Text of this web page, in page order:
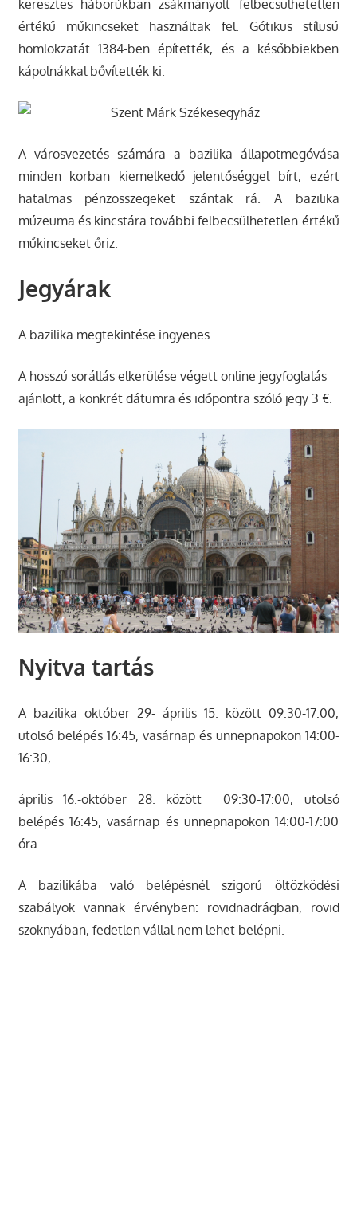
keresztes háborúkban zsákmányolt felbecsülhetetlen
értékű műkincseket használtak fel. Gótikus stílusú
homlokzatát 1384-ben építették, és a későbbiekben
kápolnákkal bővítették ki.
A városvezetés számára a bazilika állapotmegóvása
minden korban kiemelkedő jelentőséggel bírt, ezért
hatalmas pénzösszegeket szántak rá. A bazilika
múzeuma és kincstára további felbecsülhetetlen értékű
műkincseket őriz.
Jegyárak
A bazilika megtekintése ingyenes.
A hosszú sorállás elkerülése végett online jegyfoglalás
ajánlott, a konkrét dátumra és időpontra szóló jegy 3 €.
Nyitva tartás
A bazilika október 29- április 15. között 09:30-17:00,
utolsó belépés 16:45, vasárnap és ünnepnapokon 14:00-
16:30,
április 16.-október 28. között 09:30-17:00, utolsó
belépés 16:45, vasárnap és ünnepnapokon 14:00-17:00
óra.
A bazilikába való belépésnél szigorú öltözködési
szabályok vannak érvényben: rövidnadrágban, rövid
szoknyában, fedetlen vállal nem lehet belépni.